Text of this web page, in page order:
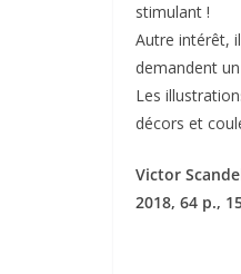
stimulant !
Autre intérêt,
demandent
Les
décors et
Victor
2018, 64 p.,